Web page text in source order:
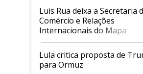
Luis Rua deixa a Secretaria
Comércio e Relações
Internacionais do Mapa
Lula critica proposta de
para Ormuz